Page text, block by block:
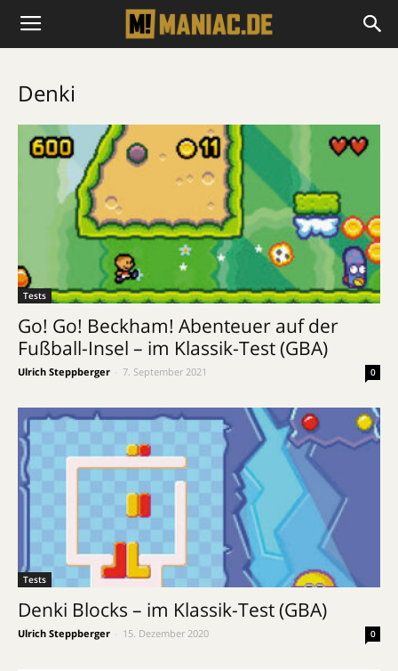
Denki
Tests
Go! Go! Beckham! Abenteuer auf der
Fußball-Insel – im Klassik-Test (GBA)
Ulrich Steppberger 7. September 2021 0
Tests
Denki Blocks – im Klassik-Test (GBA)
Ulrich Steppberger 15. Dezember 2020 0